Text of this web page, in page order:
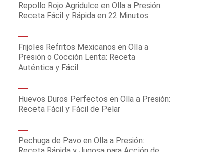
Repollo Rojo Agridulce en Olla a Presión:
Receta Fácil y Rápida en 22 Minutos
Frijoles Refritos Mexicanos en Olla a
Presión o Cocción Lenta: Receta
Auténtica y Fácil
Huevos Duros Perfectos en Olla a Presión:
Receta Fácil y Fácil de Pelar
Pechuga de Pavo en Olla a Presión: